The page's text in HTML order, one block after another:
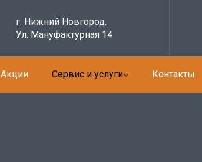
г. Нижний Новгород,
Ул. Мануфактурная 14
Акции Сервис и услуги Контакты